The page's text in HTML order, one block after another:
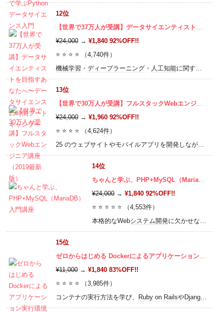
12位
【世界で37万人が受講】データサイエンティストを目指すあなたへ〜データサイエンス25時間ブートキャンプ〜
¥24,000→ ¥1,840 92%OFF!!
⭐ ⭐ ⭐ ⭐ （4,740件）
機械学習 ・ ディープラーニング・ 人工知能に関するビジネス上の課題を、回帰分析・
13位
【世界で30万人が受講】フルスタックWebエンジニア講座（2019最新版）
¥24,000→ ¥1,960 92%OFF!!
⭐ ⭐ ⭐ ⭐ （4,624件）
25 のウェブサイトやモバイルアプリを開発しながらプログラミング（
14位
ちゃんと学ぶ、PHP+MySQL（MariaDB）入門講座
¥24,000→¥1,840 92%OFF!!
⭐ ⭐ ⭐ ⭐ ⭐ （4,553件）
本格的なWebシステム開発に欠かせない、サーバーサイドプログラミングを
15位
ゼロからはじめる Dockerによるアプリケーション実行環境構築
¥11,000→ ¥1,840 83%OFF!!
⭐ ⭐ ⭐ ⭐ （3,985件）
コンテナの実行方法を学び、
Ruby on RailsやDjango とい